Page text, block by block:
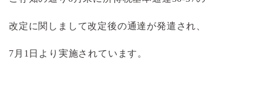
改定に関しまして改定後の通達が発遣され、
7月1日より実施されています。